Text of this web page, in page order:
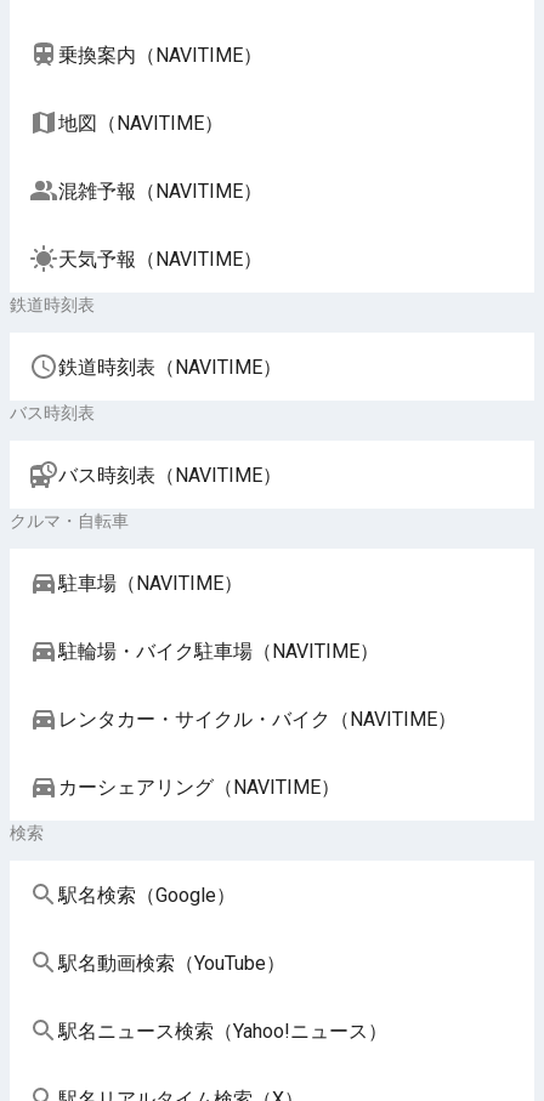
乗換案内（NAVITIME）
地図（NAVITIME）
混雑予報（NAVITIME）
天気予報（NAVITIME）
鉄道時刻表
鉄道時刻表（NAVITIME）
バス時刻表
バス時刻表（NAVITIME）
クルマ・自転車
駐車場（NAVITIME）
駐輪場・バイク駐車場（NAVITIME）
レンタカー・サイクル・バイク（NAVITIME）
カーシェアリング（NAVITIME）
検索
駅名検索（Google）
駅名動画検索（YouTube）
駅名ニュース検索（Yahoo!ニュース）